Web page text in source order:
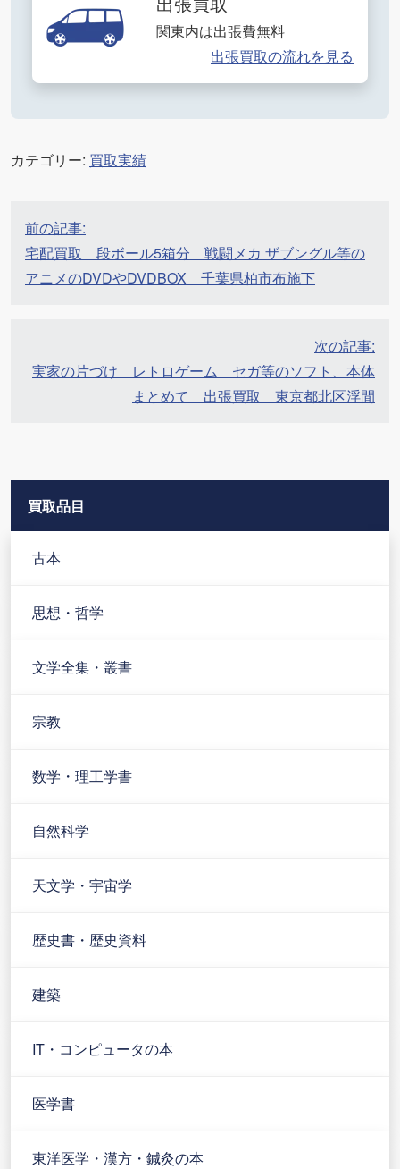
関東内は出張費無料
出張買取の流れを見る
カテゴリー: 買取実績
投
稿
ナ
ビ
シ
前の記事:
宅配買取 段ボール5箱分 戦闘メカ ザブングル等の
アニメのDVDやDVDBOX 千葉県柏市布施下
次の記事:
実家の片づけ レトロゲーム セガ等のソフト、本体
まとめて 出張買取 東京都北区浮間
買取品目
古本
思想・哲学
文学全集・叢書
宗教
数学・理工学書
自然科学
天文学・宇宙学
歴史書・歴史資料
建築
IT・コンピュータの本
医学書
東洋医学・漢方・鍼灸の本